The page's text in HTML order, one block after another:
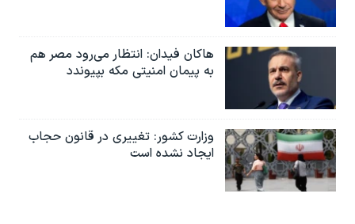
هاکان فیدان: انتظار می‌رود مصر هم
به پیمان امنیتی مکه بپیوندد
وزارت کشور: تغییری در قانون حجاب
ایجاد نشده است